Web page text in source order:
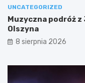
UNCATEGORIZED
Muzyczna podróż
Olszyna
8 sierpnia 2026